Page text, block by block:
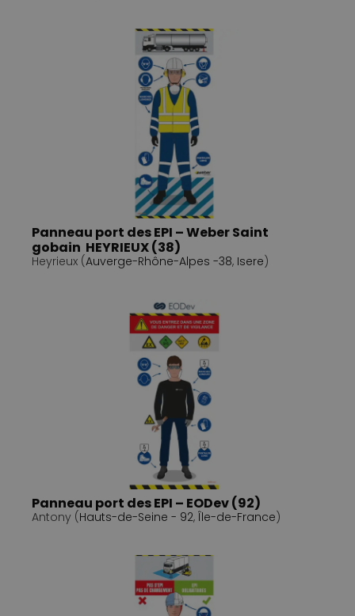
Panneau port des EPI – Weber Saint
gobain HEYRIEUX (38)
Heyrieux (Auverge-Rhône-Alpes -38, Isere)
Panneau port des EPI – EODev (92)
Antony (Hauts-de-Seine - 92, Île-de-France)